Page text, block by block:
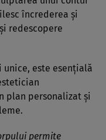
încrederea și
redescopere
unice, este esențială
plan personalizat și
permite